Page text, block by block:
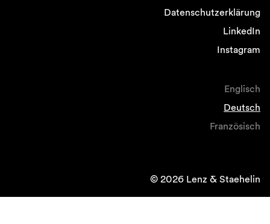
Datenschutzerklärung
LinkedIn
Instagram
Englisch
Deutsch
Französisch
© 2026 Lenz & Staehelin